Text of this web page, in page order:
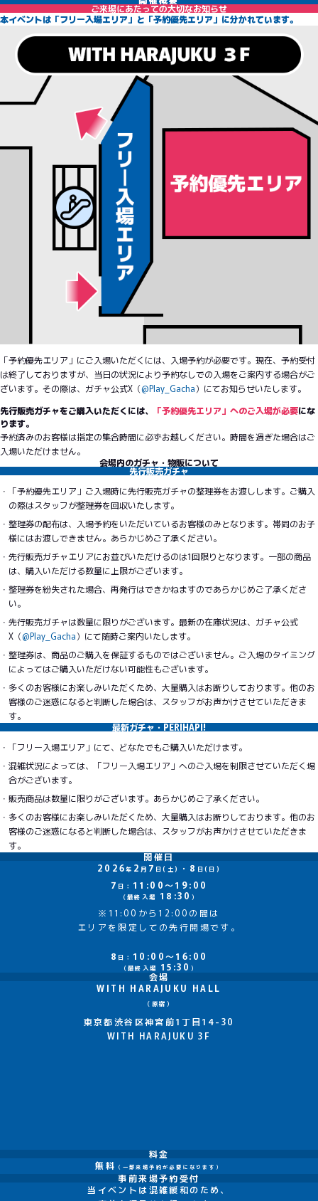
ご来場にあたっての大切なお知らせ
本イベントは「フリー入場エリア」と「予約優先エリア」に分かれています。
「予約優先エリア」にご入場いただくには、入場予約が必要です。現在、予約受付
は終了しておりますが、当日の状況により予約なしでの入場をご案内する場合がご
ざいます。その際は、ガチャ公式X（@Play_Gacha）にてお知らせいたします。
先行販売ガチャをご購入いただくには、
「予約優先エリア」へのご入場が必要にな
ります。
予約済みのお客様は指定の集合時間に必ずお越しください。時間を過ぎた場合はご
入場いただけません。
会場内のガチャ・物販について
先行販売ガチャ
「予約優先エリア」ご入場時に先行販売ガチャの整理券をお渡しします。ご購入
の際はスタッフが整理券を回収いたします。
整理券の配布は、入場予約をいただいているお客様のみとなります。帯同のお子
様にはお渡しできません。あらかじめご了承ください。
先行販売ガチャエリアにお並びいただけるのは1回限りとなります。一部の商品
は、購入いただける数量に上限がございます。
整理券を紛失された場合、再発行はできかねますのであらかじめご了承くださ
い。
先行販売ガチャは数量に限りがございます。最新の在庫状況は、ガチャ公式
X（@Play_Gacha）にて随時ご案内いたします。
整理券は、商品のご購入を保証するものではございません。ご入場のタイミング
によってはご購入いただけない可能性もございます。
多くのお客様にお楽しみいただくため、大量購入はお断りしております。他のお
客様のご迷惑になると判断した場合は、スタッフがお声かけさせていただきま
す。
最新ガチャ・PERIHAPI!
「フリー入場エリア」にて、どなたでもご購入いただけます。
混雑状況によっては、「フリー入場エリア」へのご入場を制限させていただく場
合がございます。
販売商品は数量に限りがございます。あらかじめご了承ください。
多くのお客様にお楽しみいただくため、大量購入はお断りしております。他のお
客様のご迷惑になると判断した場合は、スタッフがお声かけさせていただきま
す。
開催日
2026年 2 月 7 日(土) ・8 日(日)
7 日： 11:00～19:00
（最終入場 18:30 ）
※11:00から12:00の間は
エリアを限定しての先行開場です。
8 日： 10:00～16:00
（最終入場 15:30 ）
会場
WITH HARAJUKU HALL
（原宿）
東京都渋谷区神宮前1丁目14-30
WITH HARAJUKU 3F
料金
無料 （一部来場予約が必要になります）
事前来場予約受付
当イベントは混雑緩和のため、